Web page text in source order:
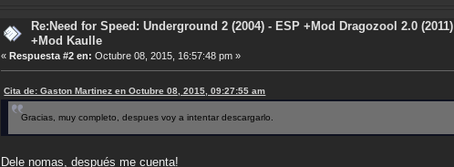
Re:Need for Speed: Underground 2 (2004) - ESP +Mod Dragozool 2.0 (2011)
+Mod Kaulle
« Respuesta #2 en: Octubre 08, 2015, 16:57:48 pm »
Cita de: Gaston Martinez en Octubre 08, 2015, 09:27:55 am
Gracias, muy completo, despues voy a intentar descargarlo.
Dele nomas, después me cuenta!